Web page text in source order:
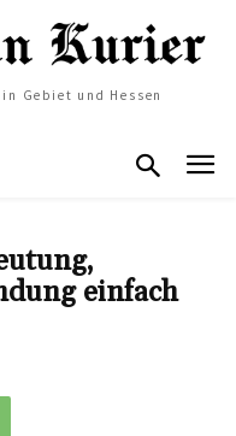
Gebiet und Hessen
einfach